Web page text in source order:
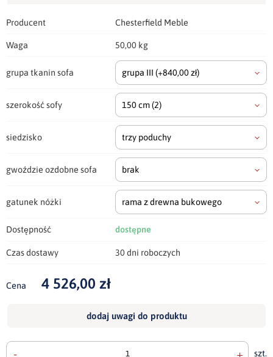
Producent Chesterfield Meble
Waga 50,00 kg
grupa tkanin sofa grupa III (+840,00 zł)
szerokość sofy 150 cm(2)
siedzisko trzy poduchy
gwoździe ozdobne sofa brak
gatunek nóżki rama z drewna bukowego
Dostępność dostępne
Czas dostawy 30 dni roboczych
Cena 4 526,00 zł
dodaj uwagi do produktu
- + szt.